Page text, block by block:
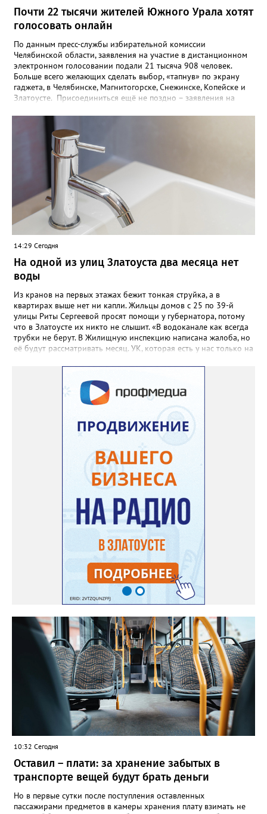
Почти 22 тысячи жителей Южного Урала хотят
голосовать онлайн
По данным пресс-службы избирательной комиссии
Челябинской области, заявления на участие в дистанционном
электронном голосовании подали 21 тысяча 908 человек.
Больше всего желающих сделать выбор, «тапнув» по экрану
гаджета, в Челябинске, Магнитогорске, Снежинске, Копейске и
Златоусте. Присоединиться ещё не поздно – заявления на
в интернет из любого места. Участвовать в голосовании по
месту нахождения поможет механизм «Мобильный
избиратель». Такой возможностью хотят воспользоваться уже
более 900 южноуральцев. Заявления – онлайн, в МФЦ или
территориальных избиркомах - также принимаются до 14
сентября, а с 9 сентября к этому процессу подключатся
участковые комиссии. Голосование на выборах в Госдуму РФ
пройдёт 18, 19 и 20 сентября.
14:29 Сегодня
На одной из улиц Златоуста два месяца нет
воды
Из кранов на первых этажах бежит тонкая струйка, а в
квартирах выше нет ни капли. Жильцы домов с 25 по 39-й
улицы Риты Сергеевой просят помощи у губернатора, потому
что в Златоусте их никто не слышит. «В водоканале как всегда
трубки не берут. В Жилищную инспекцию написана жалоба, но
её будут рассматривать месяц. УК, которая есть у нас только на
как живут люди без воды. На Кирова, возле бомбоубежища из-
под асфальта хлещет вода, но Водоканал не мог найти утечку,
это нам было сказано ранее», - говорится в обращении,
которое горожане оставили в сообществе «Текслер, помоги!»
во ВКонтакте (стиль, орфография и пунктуация авторские). Под
обращением есть видео – его автор под ником Елена
Александровна, прогулявшись по улице Кирова, приходит к
«источнику», откуда начинается поток. Официальных
комментариев под обращением пока нет.
10:32 Сегодня
Оставил – плати: за хранение забытых в
транспорте вещей будут брать деньги
Но в первые сутки после поступления оставленных
пассажирами предметов в камеры хранения плату взимать не